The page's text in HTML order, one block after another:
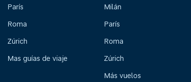
París
Roma
Zúrich
Mas guías de viaje
Milán
París
Roma
Zúrich
Más vuelos